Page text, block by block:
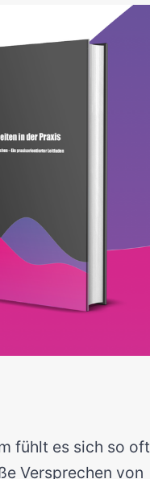
fühlt es sich so oft
Versprechen von